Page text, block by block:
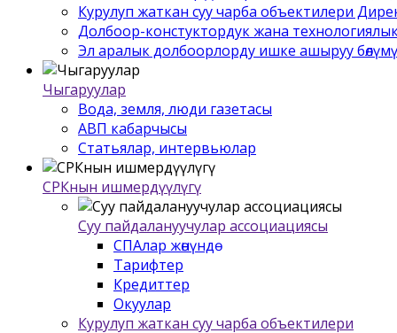
Курулуп жаткан суу чарба объектилери
Долбоор-констуктордук жана
Эл аралык долбоорлорду ишке ашыруу бѳлүмү
Чыгаруулар
Вода, земля, люди газетасы
АВП кабарчысы
Статьялар, интервьюлар
СРКнын ишмердүүлүгү
Суу пайдалануучулар ассоциациясы
СПАлар жѳнүндѳ
Тарифтер
Кредиттер
Окуулар
Курулуп жаткан суу чарба объектилери